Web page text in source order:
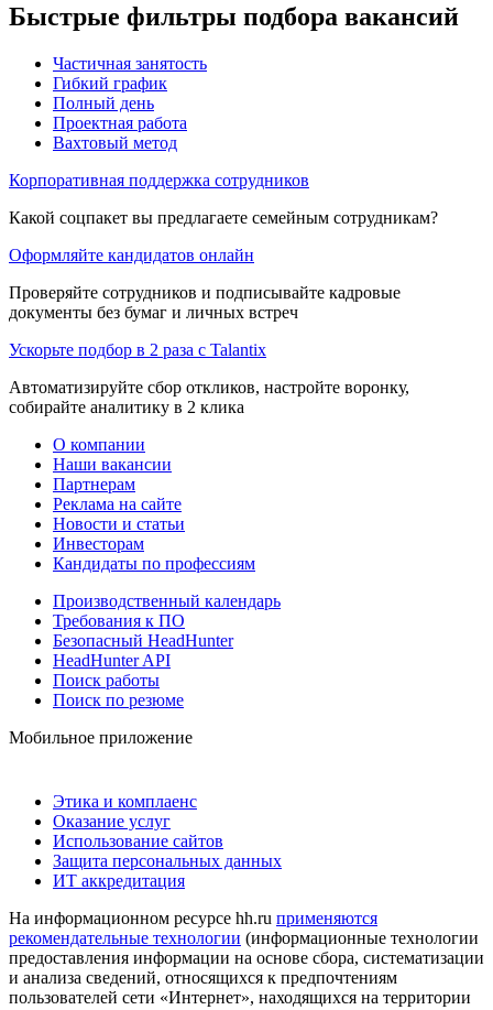
Быстрые фильтры подбора вакансий
Частичная занятость
Гибкий график
Полный день
Проектная работа
Вахтовый метод
Корпоративная поддержка сотрудников
Какой соцпакет вы предлагаете семейным сотрудникам?
Оформляйте кандидатов онлайн
Проверяйте сотрудников и подписывайте кадровые
документы без бумаг и личных встреч
Ускорьте подбор в 2 раза с Talantix
Автоматизируйте сбор откликов, настройте воронку,
собирайте аналитику в 2 клика
О компании
Наши вакансии
Партнерам
Реклама на сайте
Новости и статьи
Инвесторам
Кандидаты по профессиям
Производственный календарь
Требования к ПО
Безопасный HeadHunter
HeadHunter API
Поиск работы
Поиск по резюме
Мобильное приложение
Этика и комплаенс
Оказание услуг
Использование сайтов
Защита персональных данных
ИТ аккредитация
На информационном ресурсе hh.ru применяются
рекомендательные технологии (информационные технологии
предоставления информации на основе сбора, систематизации
и анализа сведений, относящихся к предпочтениям
пользователей сети «Интернет», находящихся на территории